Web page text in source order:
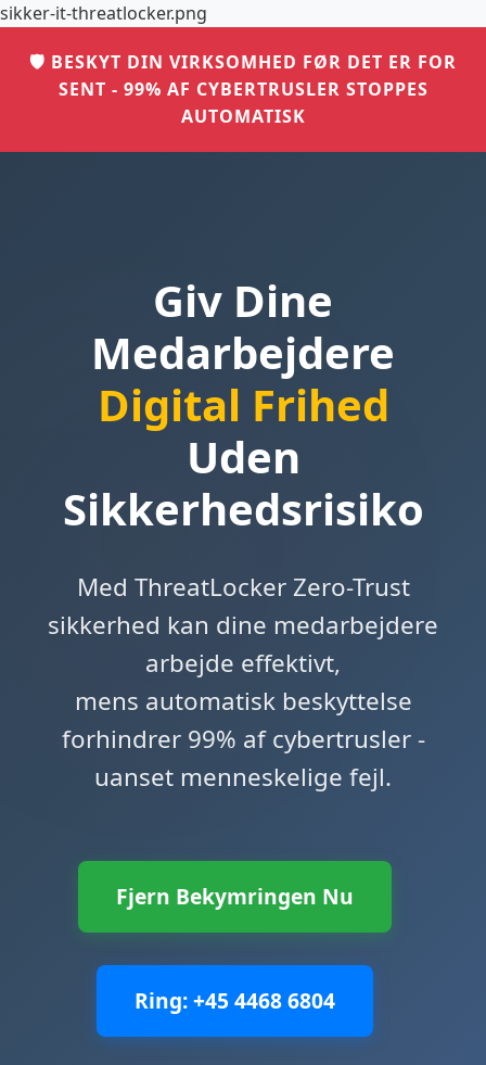
sikker-it-threatlocker.png
🛡️ BESKYT DIN VIRKSOMHED FØR DET ER FOR
SENT - 99% AF CYBERTRUSLER STOPPES
AUTOMATISK
Giv Dine
Medarbejdere
Digital Frihed
Uden
Sikkerhedsrisiko
Med ThreatLocker Zero-Trust
sikkerhed kan dine medarbejdere
arbejde effektivt,
mens automatisk beskyttelse
forhindrer 99% af cybertrusler -
uanset menneskelige fejl.
Fjern Bekymringen Nu
Ring: +45 4468 6804